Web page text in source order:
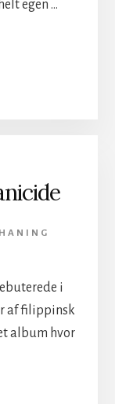
egen …
i
af filippinsk
album hvor